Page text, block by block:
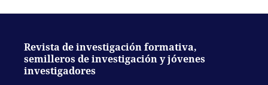
Revista de investigación formativa,
semilleros de investigación y jóvenes
investigadores